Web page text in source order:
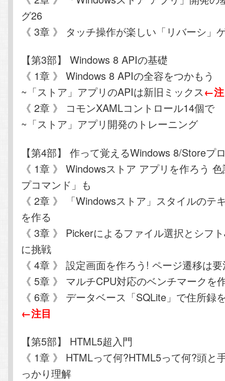
グ26
《 3章 》 タッチ操作が楽しい「リバーシ」
【第3部】 Windows 8 APIの基礎
《 1章 》 Windows 8 APIの全容をつかもう
~「ストア」アプリのAPIは新旧ミックス←
《 2章 》 コモンXAMLコントロール14個で
~「ストア」アプリ開発のトレーニング
【第4部】 作って覚えるWindows 8/Storeプ
《 1章 》 Windowsストア アプリを作ろう
プコマンド」も
《 2章 》 「Windowsストア」スタイルのテ
を作る
《 3章 》 Pickerによるファイル選択とシフ
に挑戦
《 4章 》 設定画面を作ろう! ページ遷移は
《 5章 》 マルチCPU対応のベンチマークを
《 6章 》 データベース「SQLite」で住所録
←注目
【第5部】 HTML5超入門
《 1章 》 HTMLって何?HTML5って何?頭と
っかり理解